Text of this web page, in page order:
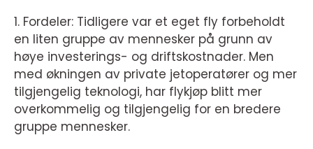
1. Fordeler: Tidligere var et eget fly forbeholdt
en liten gruppe av mennesker på grunn av
høye investerings- og driftskostnader. Men
med økningen av private jetoperatører og mer
tilgjengelig teknologi, har flykjøp blitt mer
overkommelig og tilgjengelig for en bredere
gruppe mennesker.